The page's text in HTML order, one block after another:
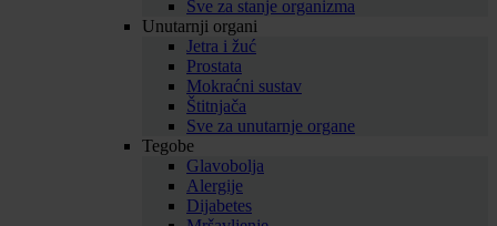
Sve za stanje organizma
Unutarnji organi
Jetra i žuć
Prostata
Mokraćni sustav
Štitnjača
Sve za unutarnje organe
Tegobe
Glavobolja
Alergije
Dijabetes